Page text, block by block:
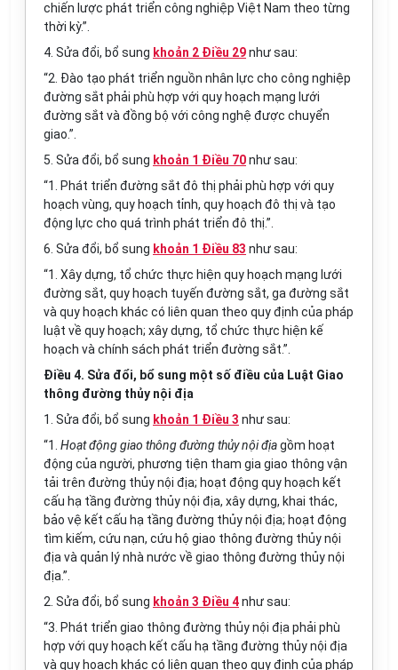
chiến lược phát triển công nghiệp Việt Nam theo từng
thời kỳ.”.
4. Sửa đổi, bổ sung khoản 2 Điều 29như sau:
“2. Đào tạo phát triển nguồn nhân lực cho công nghiệp
đường sắt phải phù hợp với quy hoạch mạng lưới
đường sắt và đồng bộ với công nghệ được chuyển
giao.”.
5. Sửa đổi, bổ sung khoản 1 Điều 70như sau:
“1. Phát triển đường sắt đô thị phải phù hợp với quy
hoạch vùng, quy hoạch tỉnh, quy hoạch đô thị và tạo
động lực cho quá trình phát triển đô thị.”.
6. Sửa đổi, bổ sung khoản 1 Điều 83 như sau:
“1. Xây dựng, tổ chức thực hiện quy hoạch mạng lưới
đường sắt, quy hoạch tuyến đường sắt, ga đường sắt
và quy hoạch khác có liên quan theo quy định của pháp
luật về quy hoạch; xây dựng, tổ chức thực hiện kế
hoạch và chính sách phát triển đường sắt.”.
Điều 4. Sửa đổi, bổ sung một số điều của Luật Giao
thông đường thủy nội địa
1. Sửa đổi, bổ sung khoản 1 Điều 3 như sau:
“1. Hoạt động giao thông đường thủy nội địagồm hoạt
động của người, phương tiện tham gia giao thông vận
tải trên đường thủy nội địa; hoạt động quy hoạch kết
cấu hạ tầng đường thủy nội địa, xây dựng, khai thác,
bảo vệ kết cấu hạ tầng đường thủy nội địa; hoạt động
tìm kiếm, cứu nạn, cứu hộ giao thông đường thủy nội
địa và quản lý nhà nước về giao thông đường thủy nội
địa.”.
2. Sửa đổi, bổ sung khoản 3 Điều 4như sau:
“3. Phát triển giao thông đường thủy nội địa phải phù
hợp với quy hoạch kết cấu hạ tầng đường thủy nội địa
và quy hoạch khác có liên quan theo quy định của pháp